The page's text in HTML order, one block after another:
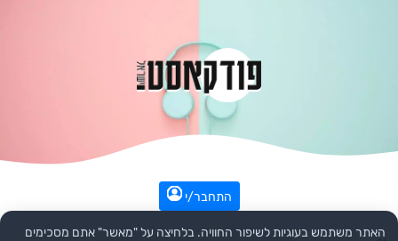
התחבר/י
האתר משתמש בעוגיות לשיפור החוויה. בלחיצה על "מאשר" אתם מסכימים